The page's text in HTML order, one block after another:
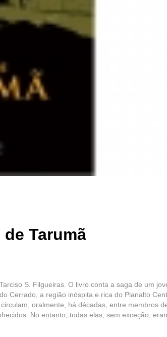
Tarumã
S. Filgueiras. O livro conta a saga de um
Cerrado, a região inóspita e rica do Planalto
oralmente, há décadas, entre membros
No entanto, todas elas, sem exceção,